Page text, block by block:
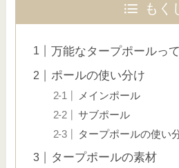
もく
万能なタープポールっ
ポールの使い分け
メインポール
サブポール
タープポールの使い
タープポールの素材